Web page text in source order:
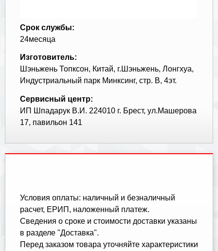
Срок службы:
24месяца
Изготовитель:
Шэньжень Топксон, Китай, г.Шэньжень, Лонгхуа,
Индустриальный парк Минксинг, стр. В, 4эт.
Сервисный центр:
ИП Шпадарук В.И. 224010 г. Брест, ул.Машерова
17, павильон 141
Условия оплаты: наличный и безналичный
расчет, ЕРИП, наложенный платеж.
Cведения о сроке и стоимости доставки указаны
в разделе "Доставка".
Перед заказом товара уточняйте характеристики